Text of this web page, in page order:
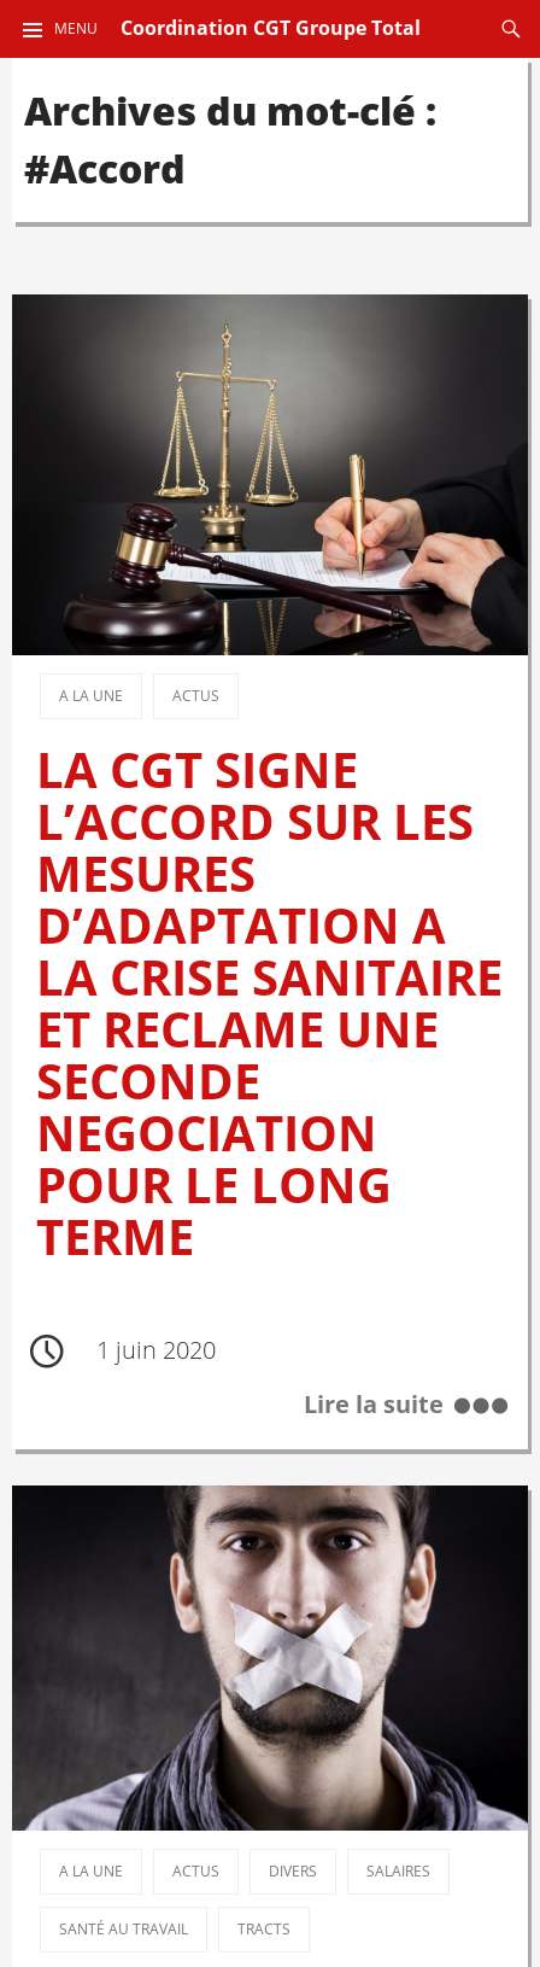
Coordination CGT Groupe Total
MENU
AU
PRINCIPAL
Archives du mot-clé :
#Accord
A LA UNE ACTUS
LA CGT SIGNE
L’ACCORD SUR LES
MESURES
D’ADAPTATION A
LA CRISE SANITAIRE
ET RECLAME UNE
SECONDE
NEGOCIATION
POUR LE LONG
TERME
1 juin 2020
Lire la suite
A LA UNE ACTUS DIVERS SALAIRES
SANTÉ AU TRAVAIL TRACTS